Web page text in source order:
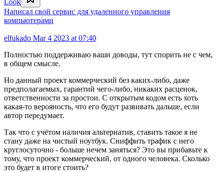
Look
Написал свой сервис для удаленного управления
компьютерами
elfukado Mar 4 2023 at 07:40
Полностью поддерживаю ваши доводы, тут спорить не с чем,
в общем смысле.
Но данный проект коммерческий без каких-либо, даже
предполагаемых, гарантий чего-либо, никаких расценок,
ответственности за простои. С открытым кодом есть хоть
какая-то верояность, что его будут развивать дальше, если
автор передумает.
Так что с учётом наличия альтернатив, ставить такое я не
стану даже на чистый ноутбук. Сниффить трафик с него
круглосуточно - больше нечем заняться? Это вы прибавьте к
тому, что проект коммерческий, от одного человека. Сколько
это будет в итоге стоить?